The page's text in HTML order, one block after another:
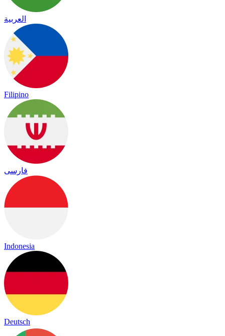
العربية
Filipino
فارسی
Indonesia
Deutsch